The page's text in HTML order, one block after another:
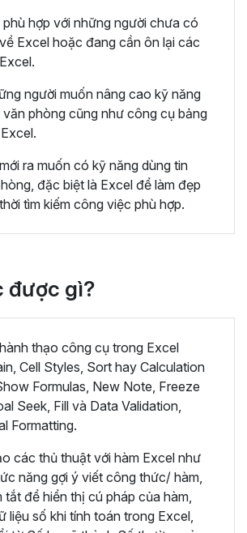
hợp với những người chưa có
Excel hoặc đang cần ôn lại các
người muốn nâng cao kỹ năng
phòng cũng như công cụ bảng
ra muốn có kỹ năng dùng tin
đặc biệt là Excel để làm đẹp
tìm kiếm công việc phù hợp.
được gì?
thạo công cụ trong Excel
Cell Styles, Sort hay Calculation
Formulas, New Note, Freeze
Seek, Fill và Data Validation,
Formatting.
các thủ thuật với hàm Excel như
năng gợi ý viết công thức/ hàm,
tắt để hiển thị cú pháp của hàm,
liệu số khi tính toán trong Excel,